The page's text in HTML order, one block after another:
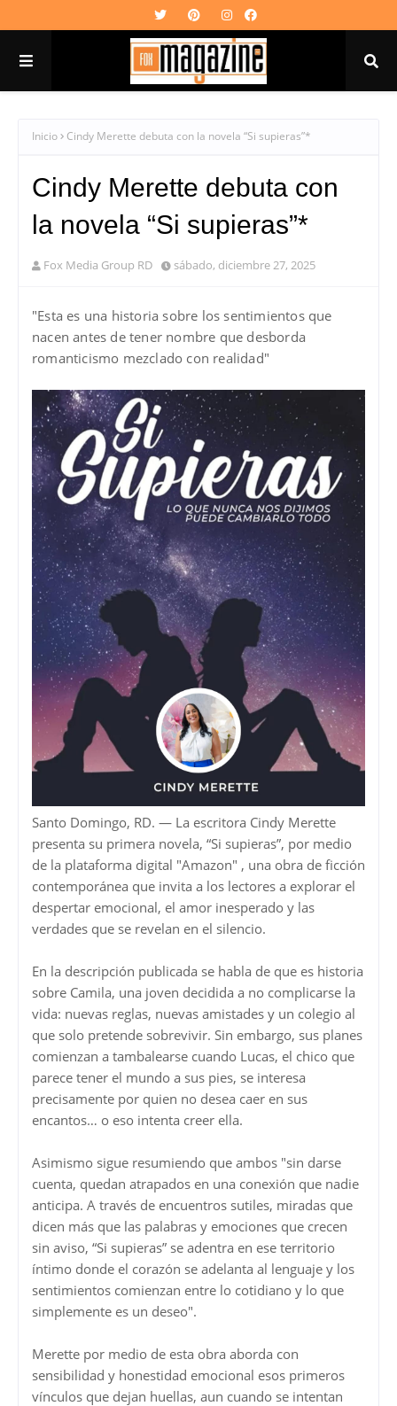
Inicio Cindy Merette debuta con la novela “Si supieras”*
Cindy Merette debuta con
la novela “Si supieras”*
Fox Media Group RD sábado, diciembre 27, 2025
"Esta es una historia sobre los sentimientos que
nacen antes de tener nombre que desborda
romanticismo mezclado con realidad"
Santo Domingo, RD. — La escritora Cindy Merette
presenta su primera novela, “Si supieras”, por medio
de la plataforma digital "Amazon" , una obra de ficción
contemporánea que invita a los lectores a explorar el
despertar emocional, el amor inesperado y las
verdades que se revelan en el silencio.
En la descripción publicada se habla de que es historia
sobre Camila, una joven decidida a no complicarse la
vida: nuevas reglas, nuevas amistades y un colegio al
que solo pretende sobrevivir. Sin embargo, sus planes
comienzan a tambalearse cuando Lucas, el chico que
parece tener el mundo a sus pies, se interesa
precisamente por quien no desea caer en sus
encantos… o eso intenta creer ella.
Asimismo sigue resumiendo que ambos "sin darse
cuenta, quedan atrapados en una conexión que nadie
anticipa. A través de encuentros sutiles, miradas que
dicen más que las palabras y emociones que crecen
sin aviso, “Si supieras” se adentra en ese territorio
íntimo donde el corazón se adelanta al lenguaje y los
sentimientos comienzan entre lo cotidiano y lo que
simplemente es un deseo".
Merette por medio de esta obra aborda con
sensibilidad y honestidad emocional esos primeros
vínculos que dejan huellas, aun cuando se intentan